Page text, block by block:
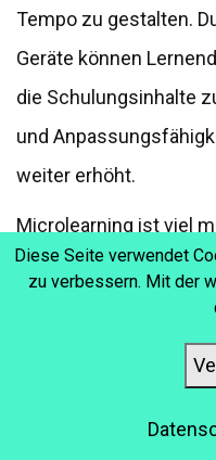
Tempo zu gestalten.
Geräte können
die Schulungsinhalte
und
weiter erhöht.
Microlearning ist viel
beitragen, das
Lernenden zu
abwechslungsreiche
Lernumgebung bietet.
Diese Seite verwendet
zu verbessern. Mit der